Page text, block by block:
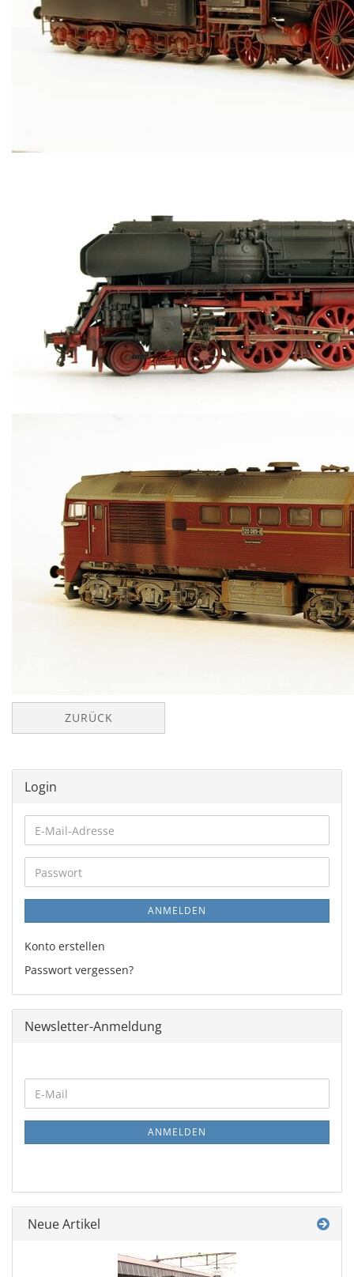
ZURÜCK
Login
E-
Mail-
Adresse
Passwort
ANMELDEN
Konto erstellen
Passwort vergessen?
Newsletter-Anmeldung
ZUR
NEWSLETTER-
E-
Mail
ANMELDEN
Neue Artikel